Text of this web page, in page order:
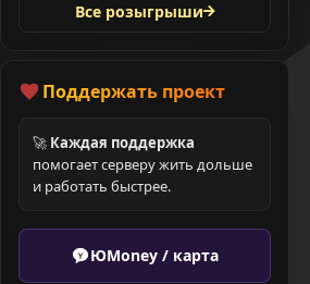
Все розыгрыши
Поддержать проект
🚀 Каждая поддержка
помогает серверу жить дольше
и работать быстрее.
ЮMoney / карта